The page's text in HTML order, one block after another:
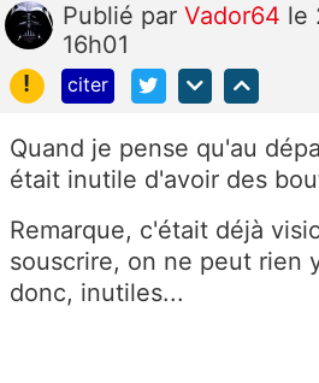
Publié par Vador64 le
16h01
!
citer
Quand je pense qu'au
était inutile d'avoir des
Remarque, c'était déjà
souscrire, on ne peut rien
donc, inutiles...